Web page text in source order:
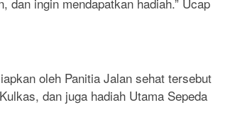
oleh Panitia Jalan sehat tersebut
dan juga hadiah Utama Sepeda